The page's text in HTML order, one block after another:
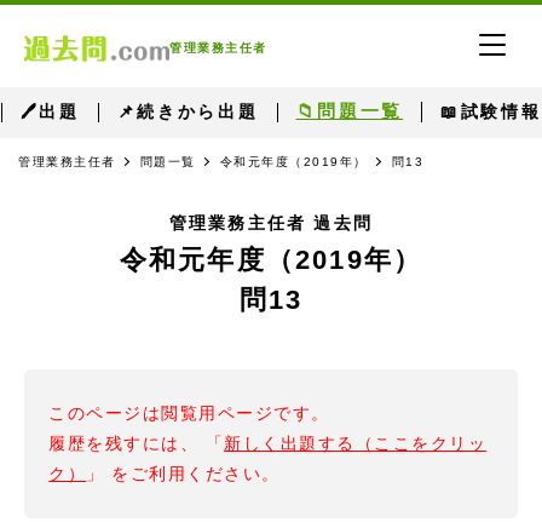
管理業務主任者
🖊出題 📌続きから出題 📁問題一覧 📖試験情報
管理業務主任者 問題一覧 令和元年度（2019年） 問13
管理業務主任者 過去問
令和元年度（2019年）
問13
このページは閲覧用ページです。
履歴を残すには、 「 新しく出題する（ここをクリッ
ク）
」 をご利用ください。